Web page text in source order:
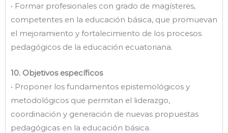
• Formar profesionales con grado de magísteres,
competentes en la educación básica, que promuevan
el mejoramiento y fortalecimiento de los procesos
pedagógicos de la educación ecuatoriana.
10. Objetivos específicos
• Proponer los fundamentos epistemológicos y
metodológicos que permitan el liderazgo,
coordinación y generación de nuevas propuestas
pedagógicas en la educación básica.